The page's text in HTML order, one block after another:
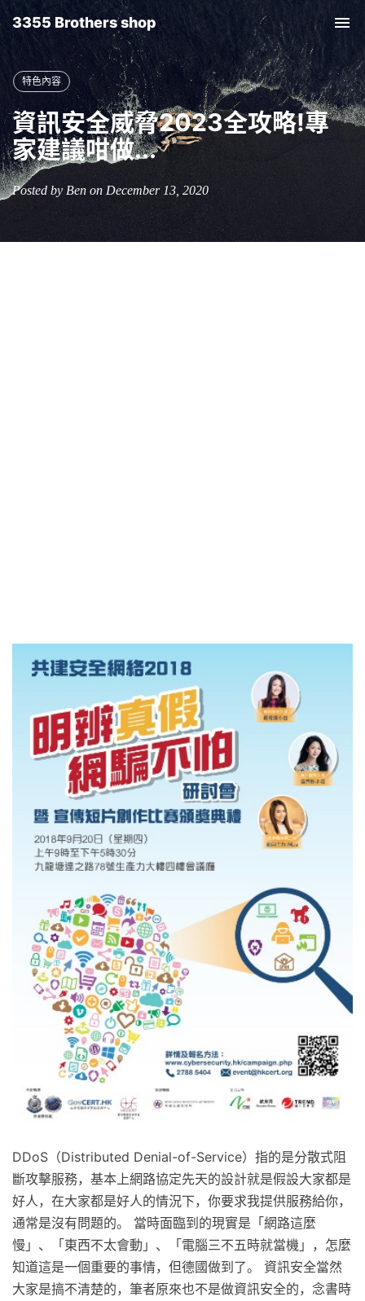
3355 Brothers shop
特色內容
資訊安全威脅2023全攻略!專
家建議咁做...
Posted by Ben on December 13, 2020
DDoS（Distributed Denial-of-Service）指的是分散式阻
斷攻擊服務，基本上網路協定先天的設計就是假設大家都是
好人，在大家都是好人的情況下，你要求我提供服務給你，
通常是沒有問題的。 當時面臨到的現實是「網路這麼
慢」、「東西不太會動」、「電腦三不五時就當機」，怎麼
知道這是一個重要的事情，但德國做到了。 資訊安全當然
大家是搞不清楚的，筆者原來也不是做資訊安全的，念書時